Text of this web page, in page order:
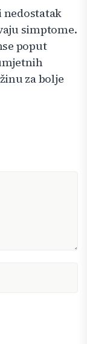
nedostatak
simptome.
poput
za bolјe